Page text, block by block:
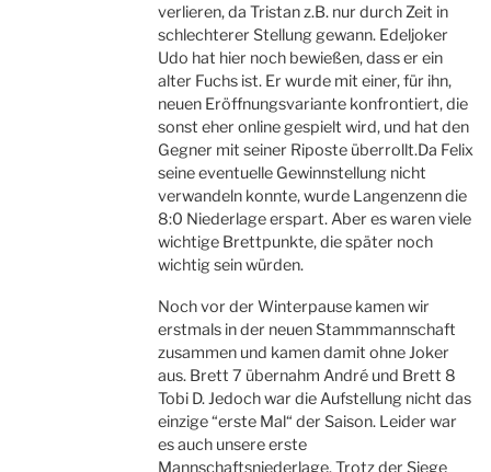
verlieren, da Tristan z.B. nur durch Zeit in
schlechterer Stellung gewann. Edeljoker
Udo hat hier noch bewießen, dass er ein
alter Fuchs ist. Er wurde mit einer, für ihn,
neuen Eröffnungsvariante konfrontiert, die
sonst eher online gespielt wird, und hat den
Gegner mit seiner Riposte überrollt.Da Felix
seine eventuelle Gewinnstellung nicht
verwandeln konnte, wurde Langenzenn die
8:0 Niederlage erspart. Aber es waren viele
wichtige Brettpunkte, die später noch
wichtig sein würden.
Noch vor der Winterpause kamen wir
erstmals in der neuen Stammmannschaft
zusammen und kamen damit ohne Joker
aus. Brett 7 übernahm André und Brett 8
Tobi D. Jedoch war die Aufstellung nicht das
einzige “erste Mal“ der Saison. Leider war
es auch unsere erste
Mannschaftsniederlage. Trotz der Siege